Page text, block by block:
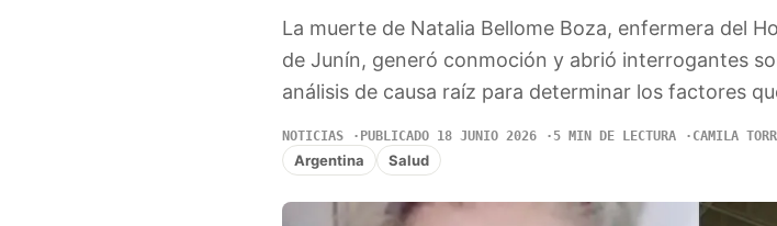
La muerte de Natalia Bellome Boza, enfermera del
de Junín, generó conmoción y abrió interrogantes
análisis de causa raíz para determinar los factores
NOTICIAS PUBLICADO 18 JUNIO 2026 5 MIN DE LECTURA CAMILA
Argentina Salud